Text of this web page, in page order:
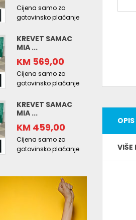
OPIS
VIŠE
Cijena samo za
gotovinsko plaćanje
KREVET SAMAC
MIA ...
KM 569,00
Cijena samo za
gotovinsko plaćanje
KREVET SAMAC
MIA ...
KM 459,00
Cijena samo za
gotovinsko plaćanje